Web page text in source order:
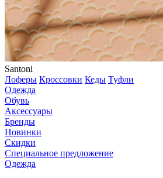
Santoni
Лоферы Кроссовки Кеды Туфли
Одежда
Обувь
Аксессуары
Бренды
Новинки
Скидки
Специальное предложение
Одежда